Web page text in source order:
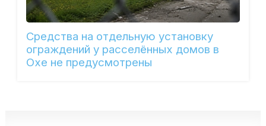
Средства на отдельную установку
ограждений у расселённых домов в
Охе не предусмотрены